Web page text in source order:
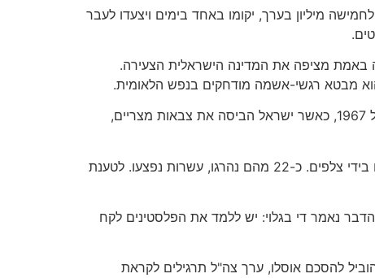
וצאצאיהם, שמספרם כבר הגיע לחמישה מיליון בערך, יקומו באחד בימים ויצעדו לעבר
חיו בה 650 אלף יהודים. שיבת הפליטים הייתה באמת מציפה את המדינה הישראלית הצעירה.
מבטא רגשי-אשמה מודחקים בנפש הלאומית.
השבוע הייתה הצגה חוזרת לאירוע מג'דל-שאמס. הפלסטינים מסביב לישראל הכריזו על י"ום הנכסה", לזכר התבוסה של 1967, כאשר ישראל הביסה את צבאות מצריים,
הפעם היה צה"ל מוכן. הגדר תוקנה וחוזקה, ולפניה נחפרה שוחה אנטי-טנקית. כאשר ניסו המפגינים להגיע לגדר הם נורו בידי צלפים. כ-22 מהם נהרגו, עשרות נפצעו. לטענת
נאמר די בגלוי: יש ללמד את הפלסטינים לקח
מוסרי שהוביל להסכם אוסלו, ערך צה"ל תרגילים לקראת